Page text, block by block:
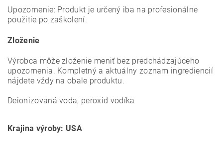
Upozornenie: Produkt je určený iba na profesionálne
použitie po zaškolení.
Zloženie
Výrobca môže zloženie meniť bez predchádzajúceho
upozornenia. Kompletný a aktuálny zoznam ingrediencií
nájdete vždy na obale produktu.
Deionizovaná voda, peroxid vodíka
Krajina výroby: USA